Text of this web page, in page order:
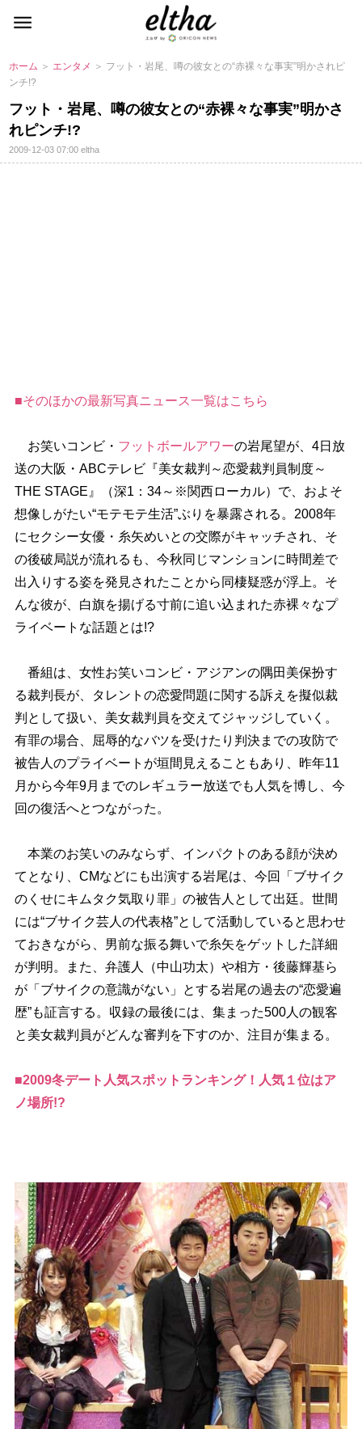
ホーム ＞ エンタメ ＞ フット・岩尾、噂の彼女との“赤裸々な事実”明かされピ
ンチ!?
フット・岩尾、噂の彼女との“赤裸々な事実”明かさ
れピンチ!?
2009-12-03 07:00eltha
■そのほかの最新写真ニュース一覧はこちら
お笑いコンビ・ フットボールアワーの岩尾望が、4日放
送の大阪・ABCテレビ『美女裁判～恋愛裁判員制度～
THE STAGE』（深1：34～※関西ローカル）で、およそ
想像しがたい“モテモテ生活”ぶりを暴露される。2008年
にセクシー女優・糸矢めいとの交際がキャッチされ、そ
の後破局説が流れるも、今秋同じマンションに時間差で
出入りする姿を発見されたことから同棲疑惑が浮上。そ
んな彼が、白旗を揚げる寸前に追い込まれた赤裸々なプ
ライベートな話題とは!?
番組は、女性お笑いコンビ・アジアンの隅田美保扮す
る裁判長が、タレントの恋愛問題に関する訴えを擬似裁
判として扱い、美女裁判員を交えてジャッジしていく。
有罪の場合、屈辱的なバツを受けたり判決までの攻防で
被告人のプライベートが垣間見えることもあり、昨年11
月から今年9月までのレギュラー放送でも人気を博し、今
回の復活へとつながった。
本業のお笑いのみならず、インパクトのある顔が決め
てとなり、CMなどにも出演する岩尾は、今回「ブサイク
のくせにキムタク気取り罪」の被告人として出廷。世間
には“ブサイク芸人の代表格”として活動していると思わせ
ておきながら、男前な振る舞いで糸矢をゲットした詳細
が判明。また、弁護人（中山功太）や相方・後藤輝基ら
が「ブサイクの意識がない」とする岩尾の過去の“恋愛遍
歴”も証言する。収録の最後には、集まった500人の観客
と美女裁判員がどんな審判を下すのか、注目が集まる。
■2009冬デート人気スポットランキング！人気１位はア
ノ場所!?